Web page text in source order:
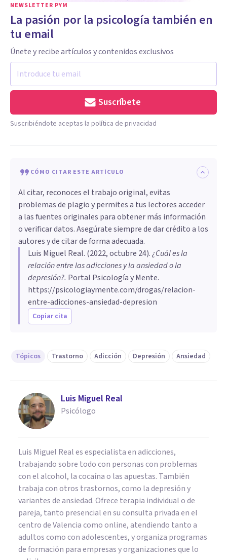
NEWSLETTER PYM
La pasión por la psicología también en
tu email
Únete y recibe artículos y contenidos exclusivos
Suscríbete
Suscribiéndote aceptas la política de privacidad
CÓMO CITAR ESTE ARTÍCULO
Al citar, reconoces el trabajo original, evitas
problemas de plagio y permites a tus lectores acceder
a las fuentes originales para obtener más información
o verificar datos. Asegúrate siempre de dar crédito a los
autores y de citar de forma adecuada.
Luis Miguel Real. (2022, octubre 24).¿Cuál es la
relación entre las adicciones y la ansiedad o la
depresión?. Portal Psicología y Mente.
https://psicologiaymente.com/drogas/relacion-
entre-adicciones-ansiedad-depresion
Copiar cita
Tópicos Trastorno Adicción Depresión Ansiedad
Luis Miguel Real
Psicólogo
Luis Miguel Real es especialista en adicciones,
trabajando sobre todo con personas con problemas
con el alcohol, la cocaína o las apuestas. También
trabaja con otros trastornos, como la depresión y
variantes de ansiedad. Ofrece terapia individual o de
pareja, tanto presencial en su consulta privada en el
centro de Valencia como online, atendiendo tanto a
adultos como con adolescentes, y organiza programas
de formación para empresas y organizaciones que lo